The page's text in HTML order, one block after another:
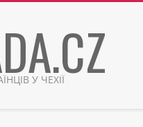
У ЧЕХІЇ